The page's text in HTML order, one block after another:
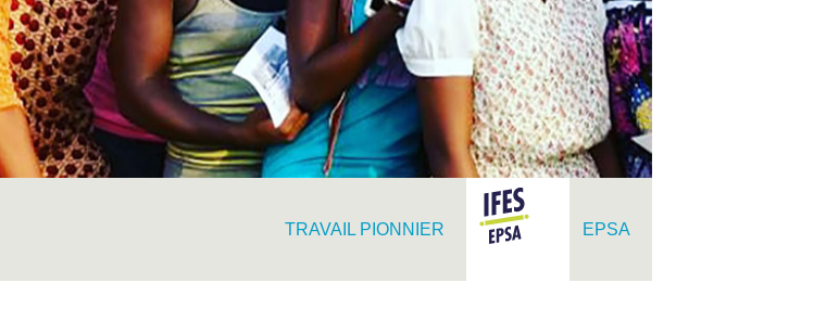
TRAVAIL PIONNIER EPSA